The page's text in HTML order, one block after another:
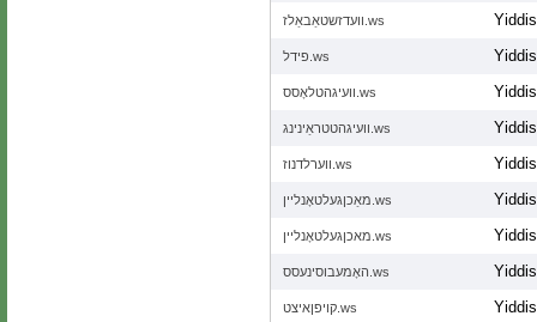
וועדזשטאַבאַלז.ws
פידל.ws
וועיגהטלאָסס.ws
וועיגהטטראַינינג.ws
ווערלדנוז.ws
מאַכןגעלטאָנליין.ws
מאכןגעלטאָנליין.ws
האָמעבוסינעסס.ws
קויפןאיצט.ws